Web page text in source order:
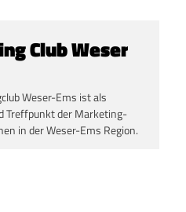
Club Weser
Weser-Ems ist als
Treffpunkt der Marketing-
in der Weser-Ems Region.